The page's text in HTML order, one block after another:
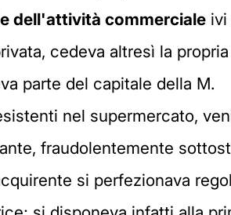
dell'attività commerciale ivi
cedeva altresì la
parte del capitale della M.
nel supermercato,
fraudolentemente
si perfezionava